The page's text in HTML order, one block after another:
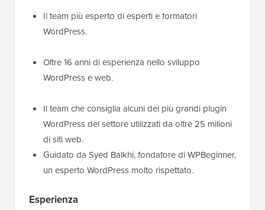
Il team più esperto di esperti e formatori
WordPress.
Oltre 16 anni di esperienza nello sviluppo
WordPress e web.
Il team che consiglia alcuni dei più grandi plugin
WordPress del settore utilizzati da oltre 25 milioni
di siti web.
Guidato da Syed Balkhi, fondatore di WPBeginner,
un esperto WordPress molto rispettato.
Esperienza